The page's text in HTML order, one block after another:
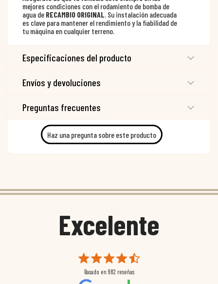
mejores condiciones con el rodamiento de bomba de
agua de RECAMBIO ORIGINAL. Su instalación adecuada
es clave para mantener el rendimiento y la fiabilidad de
tu máquina en cualquier terreno.
Especificaciones del producto
Envíos y devoluciones
Preguntas frecuentes
Haz una pregunta sobre este producto
Excelente
Basado en 982 reseñas